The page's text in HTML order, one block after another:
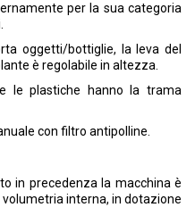
per la sua categoria
oggetti/bottiglie, la leva del
è regolabile in altezza.
le plastiche hanno la trama
con filtro antipolline.
in precedenza la macchina è
interna, in dotazione